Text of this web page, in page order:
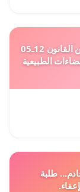
دعم ملف تفعيل النصوص التنظيمية للمادة 4 من القانون 12ـ05
الطبيعية
طلبة